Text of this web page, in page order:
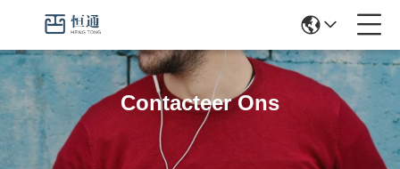
Contacteer Ons